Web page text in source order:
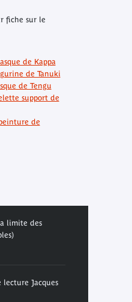
fiche sur le
de Kappa
de Tanuki
de Tengu
support de
de
limite des
lecture Jacques